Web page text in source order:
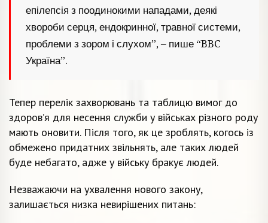
епілепсія з поодинокими нападами, деякі
хвороби серця, ендокринної, травної системи,
проблеми з зором і слухом”, – пише “BBC
Україна”.
Тепер перелік захворювань та таблицю вимог до
здоров’я для несення служби у військах різного роду
мають оновити. Після того, як це зроблять, когось із
обмежено придатних звільнять, але таких людей
буде небагато, адже у війську бракує людей.
Незважаючи на ухвалення нового закону,
залишається низка невирішених питань: